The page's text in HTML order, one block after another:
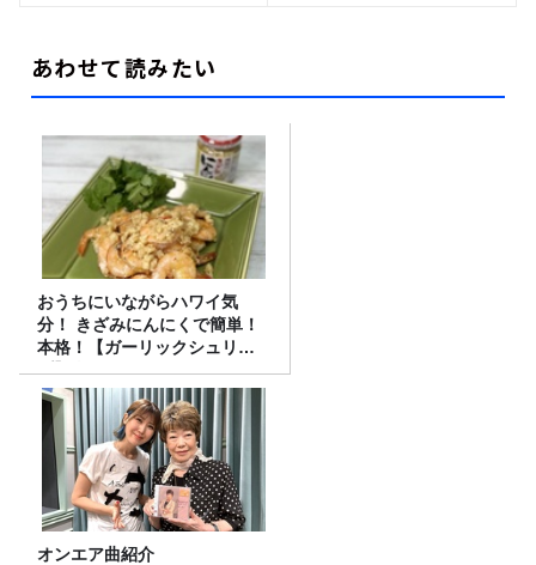
あわせて読みたい
おうちにいながらハワイ気
分！ きざみにんにくで簡単！
本格！【ガーリックシュリン
プ】 桃屋のかんたんレシピ
オンエア曲紹介